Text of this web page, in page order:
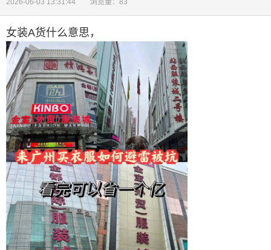
女装A货什么意思 ，